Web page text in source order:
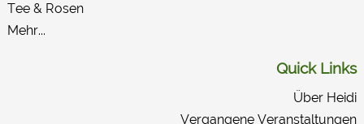
Tee & Rosen
Mehr...
Quick Links
Über Heidi
Vergangene Veranstaltungen